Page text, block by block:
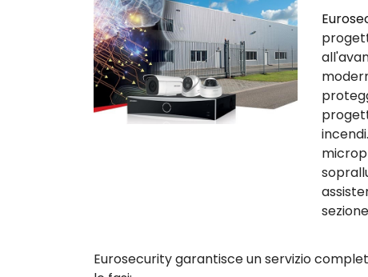
Eurosecurity garantisce un servizio